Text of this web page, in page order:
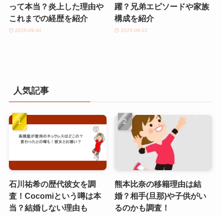
って本当？炎上した理由や
これまでの経歴を紹介
2025-09-30
躍？兄弟エピソードや家族
構成を紹介
2025-09-22
人気記事
石川祐希の歴代彼女を調
査！Cocomiという噂は本
当？結婚しない理由も
熊本比奈の移籍理由は結
婚？相手(旦那)や子供がい
るのかも調査！